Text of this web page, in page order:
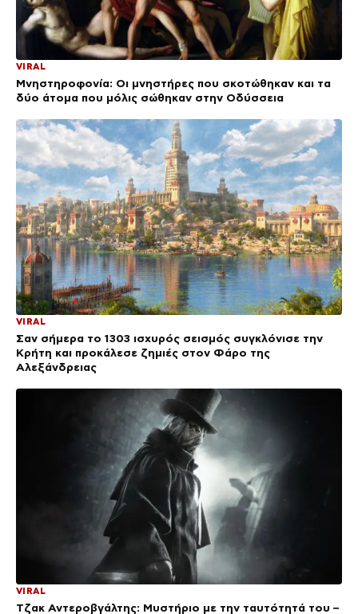
VIRAL
Μνηστηροφονία: Οι μνηστήρες που σκοτώθηκαν και τα
δύο άτομα που μόλις σώθηκαν στην Οδύσσεια
VIRAL
Σαν σήμερα το 1303 ισχυρός σεισμός συγκλόνισε την
Κρήτη και προκάλεσε ζημιές στον Φάρο της
Αλεξάνδρειας
VIRAL
Τζακ Αντεροβγάλτης: Μυστήριο με την ταυτότητά του –